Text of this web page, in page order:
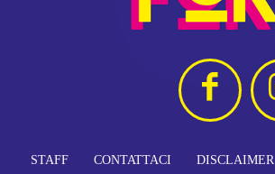
STAFF CONTATTACI DISCLAIMER